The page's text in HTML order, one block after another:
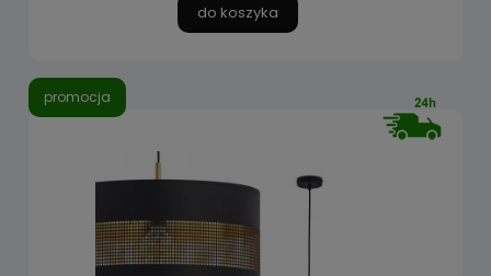
do koszyka
promocja